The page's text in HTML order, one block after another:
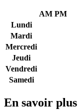
AM PM
Lundi
Mardi
Mercredi
Jeudi
Vendredi
Samedi
En savoir plus